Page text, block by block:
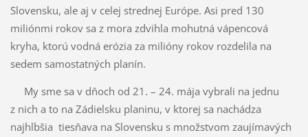
Slovensku, ale aj v celej strednej Európe. Asi pred 130
miliónmi rokov sa z mora zdvihla mohutná vápencová
kryha, ktorú vodná erózia za milióny rokov rozdelila na
sedem samostatných planín.
My sme sa v dňoch od 21. – 24. mája vybrali na jednu
z nich a to na Zádielsku planinu, v ktorej sa nachádza
najhlbšia tiesňava na Slovensku s množstvom zaujímavých